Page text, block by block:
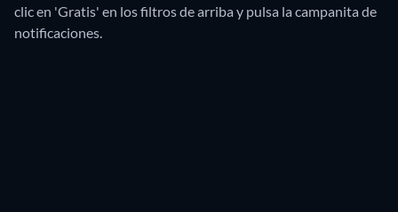
clic en 'Gratis' en los filtros de arriba y pulsa la campanita de
notificaciones.